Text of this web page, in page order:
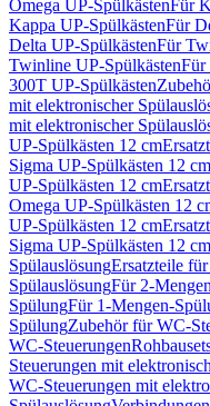
Omega UP-SpülkästenFür
Kappa UP-SpülkästenFür
Delta UP-SpülkästenFür
Twinline UP-SpülkästenFür
300T UP-Spülkästen
mit elektronischer
mit elektronischer
UP-Spülkästen 12 cm
Sigma UP-Spülkästen 12 cm
UP-Spülkästen 12 cm
Omega UP-Spülkästen 12
UP-Spülkästen 12 cm
Sigma UP-Spülkästen 12 cm
SpülauslösungErsatzteile
SpülauslösungFür 2-
SpülungFür 1-Mengen-
SpülungZubehör für WC-
WC-Steuerungen
Steuerungen mit
WC-Steuerungen mit